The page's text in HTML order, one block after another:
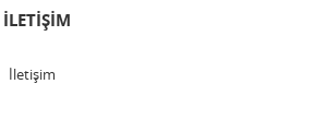
İLETİŞİM
İletişim